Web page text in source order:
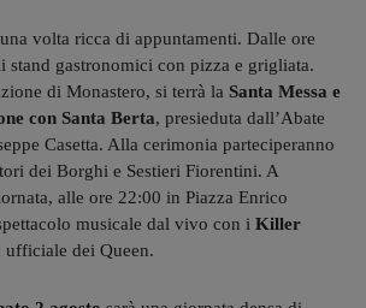
volta ricca di appuntamenti. Dalle ore
stand gastronomici con pizza e grigliata.
di Monastero, si terrà la Santa Messa e
con Santa Berta, presieduta dall’Abate
Casetta. Alla cerimonia parteciperanno
dei Borghi e Sestieri Fiorentini. A
alle ore 22:00 in Piazza Enrico
musicale dal vivo con i Killer
ufficiale dei Queen.